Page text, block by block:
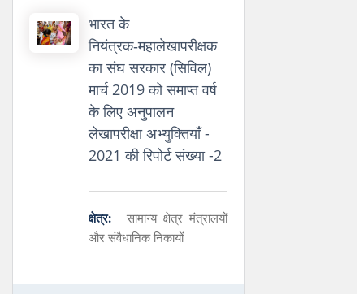
भारत के
नियंत्रक‑महालेखापरीक्षक
का संघ सरकार (सिविल)
मार्च 2019 को समाप्‍त वर्ष
के लिए अनुपालन
लेखापरीक्षा अभ्‍युक्‍तियाँ -
2021 की रिपोर्ट संख्या -2
क्षेत्र:
सामान्य क्षेत्र मंत्रालयों
और संवैधानिक निकायों